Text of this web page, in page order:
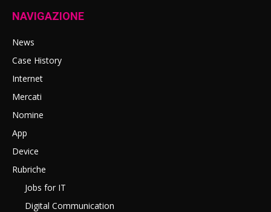
NAVIGAZIONE
News
Case History
Internet
Mercati
Nomine
App
Device
Rubriche
Jobs for IT
Digital Communication